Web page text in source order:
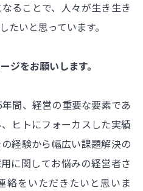
ることで、人々が生き生き
たいと思っています。
ジをお願いします。
間、経営の重要な要素であ
ヒトにフォーカスした実績
経験から幅広い課題解決の
に関してお悩みの経営者さ
絡をいただきたいと思いま